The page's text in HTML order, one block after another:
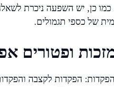
כן, יש השפעה ניכרת
של כספי תגמולים.
ופטורים
הפקדות: הפקדות לקצבה